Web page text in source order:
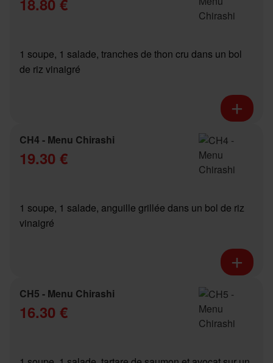
18.80 €
1 soupe, 1 salade, tranches de thon cru dans un bol
de riz vinaigré
CH4 - Menu Chirashi
19.30 €
1 soupe, 1 salade, anguille grillée dans un bol de riz
vinaigré
CH5 - Menu Chirashi
16.30 €